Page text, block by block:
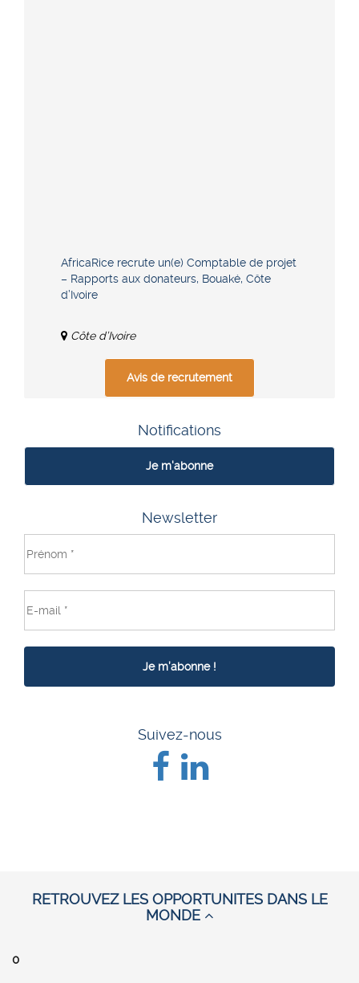
AfricaRice recrute un(e) Comptable de projet
– Rapports aux donateurs, Bouaké, Côte
d’Ivoire
Côte d’Ivoire
Avis de recrutement
Notifications
Je m'abonne
Newsletter
Suivez-nous
RETROUVEZ LES OPPORTUNITES DANS LE
MONDE
0